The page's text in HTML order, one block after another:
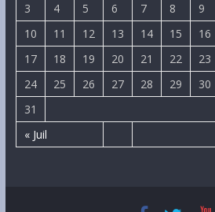
« Juil
3
4 5 6 7 8
9
10
11 12 13 14 15
16
17
18 19 20 21 22
23
24
25 26 27 28 29
30
31